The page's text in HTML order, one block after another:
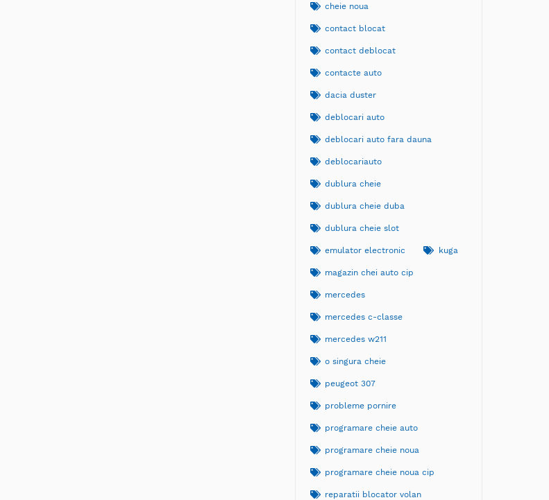
cheie noua
contact blocat
contact deblocat
contacte auto
dacia duster
deblocari auto
deblocari auto fara dauna
deblocariauto
dublura cheie
dublura cheie duba
dublura cheie slot
emulator electronic kuga
magazin chei auto cip
mercedes
mercedes c-classe
mercedes w211
o singura cheie
peugeot 307
probleme pornire
programare cheie auto
programare cheie noua
programare cheie noua cip
reparatii blocator volan